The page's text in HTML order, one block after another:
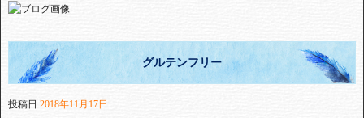
グルテンフリー
投稿日 2018年11月17日